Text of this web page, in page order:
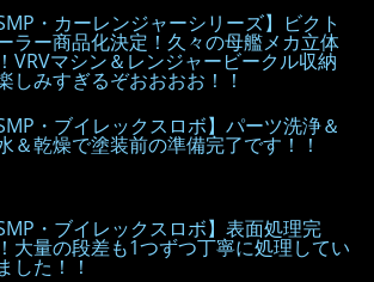
SMP・カーレンジャーシリーズ】ビクト
ラー商品化決定！久々の母艦メカ立体
VRVマシン＆レンジャービークル収納
しみすぎるぞおおおお！！
SMP・ブイレックスロボ】パーツ洗浄＆
＆乾燥で塗装前の準備完了です！！
SMP・ブイレックスロボ】表面処理完
大量の段差も1つずつ丁寧に処理してい
した！！